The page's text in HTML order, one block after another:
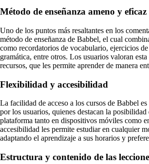
Método de enseñanza ameno y eficaz
Uno de los puntos más resaltantes en los
método de enseñanza de Babbel, el cual
como recordatorios de vocabulario, ejercicios
gramática, entre otros. Los usuarios valoran
recursos, que les permite aprender de manera
Flexibilidad y accesibilidad
La facilidad de acceso a los cursos de Babbel
por los usuarios, quienes destacan la
plataforma tanto en dispositivos móviles como
accesibilidad les permite estudiar en cualquier
adaptando el aprendizaje a sus horarios y
Estructura y contenido de las